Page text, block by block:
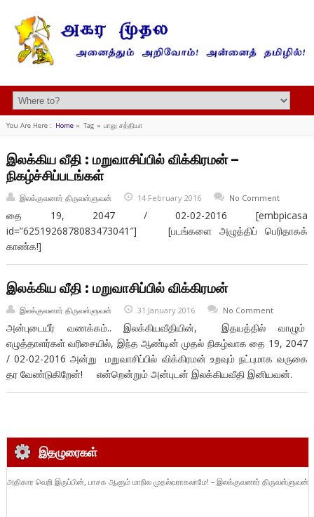
You Are Here : Home» Tag » பாலு சத்தியா
இலக்கிய வீதி : மறுவாசிப்பில் விக்கிரமன் –
நிகழ்ச்சிப்படங்கள்
இலக்குவனார் திருவள்ளுவன் 14 February 2016 No Comment
தை 19, 2047 / 02-02-2016 [embpicasa
id=”6251926878083473041″] [படங்களை அழுத்திப் பெரிதாகக்
காண்க!]
இலக்கிய வீதி : மறுவாசிப்பில் விக்கிரமன்
இலக்குவனார் திருவள்ளுவன் 31 January 2016 No Comment
அன்புடையீர் வணக்கம்.. இலக்கியவீதியின், இதயத்தில் வாழும்
எழுத்தாளர்கள் வரிசையில், இந்த ஆண்டின் முதல் நிகழ்வாக தை 19, 2047
/ 02-02-2016 அன்று மறுவாசிப்பில் விக்கிரமன் உறவும் நட்புமாக வருகை
தர வேண்டுகிறேன்! என்றென்றும் அன்புடன் இலக்கியவீதி இனியவன்.
இதழுரைகள்
அதிகார வெறி இருப்பின், பாசக ஆளும் மாநில முதல்வராகலாமே! – இலக்குவனார் திருவள்ளுவன்